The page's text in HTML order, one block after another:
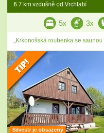
6.7 km vzdušně od Vrchlabí
5x 3x
„Krkonošská roubenka se
Silvestr je obsazený